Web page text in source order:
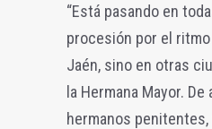
“Está pasando en
procesión por el
Jaén, sino en otras
la Hermana Mayor.
hermanos